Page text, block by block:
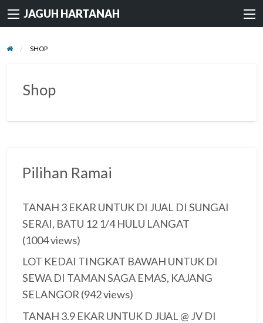
JAGUH HARTANAH
SHOP
Shop
Pilihan Ramai
TANAH 3 EKAR UNTUK DI JUAL DI SUNGAI
SERAI, BATU 12 1/4 HULU LANGAT
(1004 views)
LOT KEDAI TINGKAT BAWAH UNTUK DI
SEWA DI TAMAN SAGA EMAS, KAJANG
SELANGOR (942 views)
TANAH 3.9 EKAR UNTUK D JUAL @ JV DI